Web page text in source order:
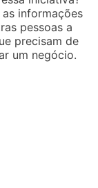
informações
pessoas a
precisam de
um negócio.